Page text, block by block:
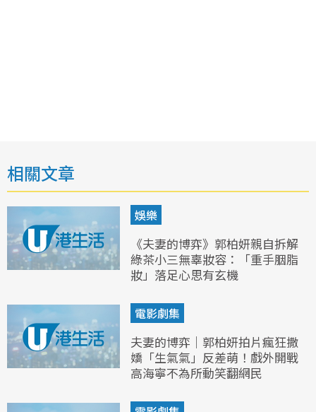
相關文章
娛樂
《夫妻的博弈》郭柏妍親自拆解
綠茶小三無辜妝容：「重手胭脂
妝」落足心思有玄機
電影劇集
夫妻的博弈｜郭柏妍拍片瘋狂撒
嬌「生氣氣」反差萌！戲外開戰
高海寧不為所動笑翻網民